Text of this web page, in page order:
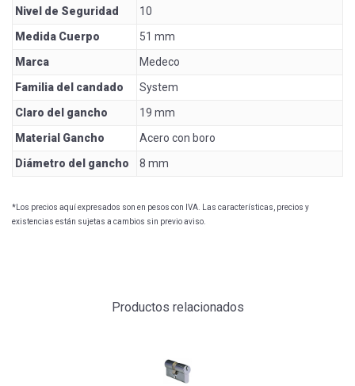
Nivel de Seguridad
10
Medida Cuerpo
51 mm
Marca
Medeco
Familia del candado
System
Claro del gancho
19 mm
Material Gancho
Acero con boro
Diámetro del gancho
8 mm
*Los precios aquí expresados son en pesos con IVA. Las características, precios y
existencias están sujetas a cambios sin previo aviso.
Productos relacionados